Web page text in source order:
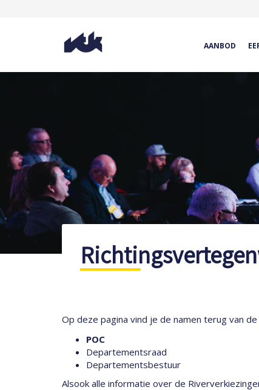
AANBOD
Op deze pagina vind je de namen terug van
POC
Departementsraad
Departementsbestuur
Alsook alle informatie over de